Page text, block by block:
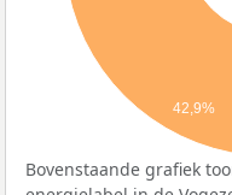
42,9%
Bovenstaande grafiek